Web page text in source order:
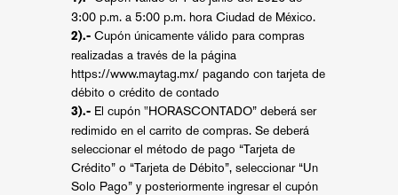
3:00 p.m. a 5:00 p.m. hora Ciudad de México.
2).- Cupón únicamente válido para compras
realizadas a través de la página
https://www.maytag.mx/ pagando con tarjeta de
débito o crédito de contado
3).- El cupón "HORASCONTADO” deberá ser
redimido en el carrito de compras. Se deberá
seleccionar el método de pago “Tarjeta de
Crédito” o “Tarjeta de Débito”, seleccionar “Un
Solo Pago” y posteriormente ingresar el cupón